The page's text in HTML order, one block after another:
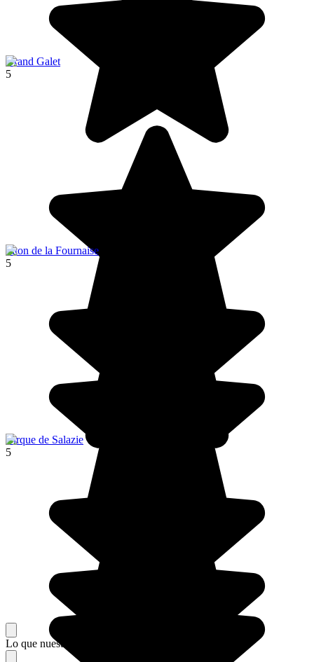
Grand Galet
5
Piton de la Fournaise
5
Cirque de Salazie
5
Lo que nuestros viajeros piensan de su estancia